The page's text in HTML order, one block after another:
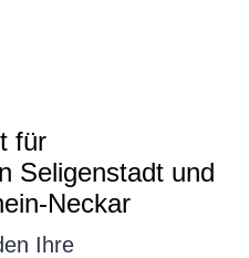
für
Seligenstadt und
Neckar
Ihre